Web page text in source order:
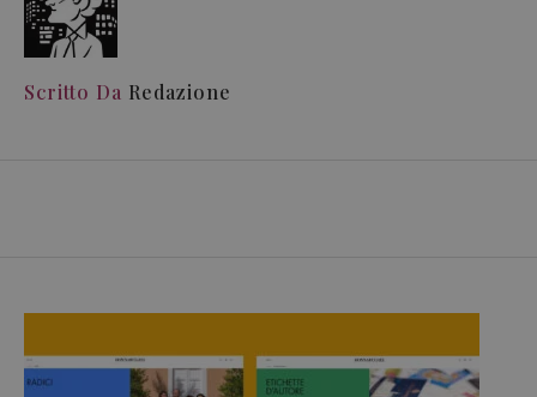
Scritto Da Redazione